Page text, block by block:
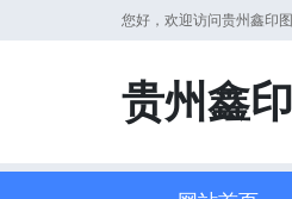
您好，欢迎访问贵州鑫印
贵州鑫